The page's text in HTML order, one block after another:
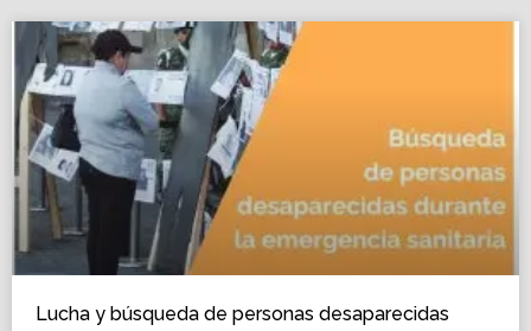
Lucha y búsqueda de personas desaparecidas